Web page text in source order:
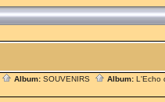
Album: SOUVENIRS Album: L'Echo